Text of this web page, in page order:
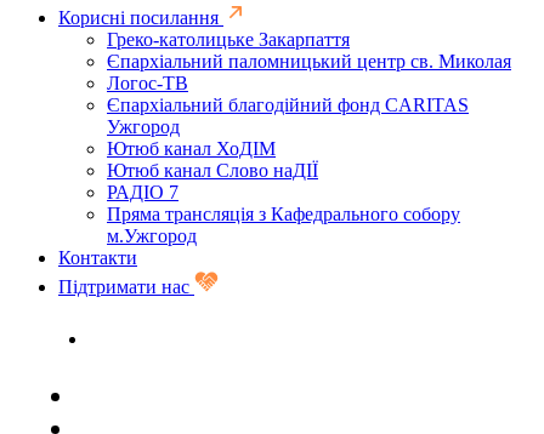
Корисні посилання
Греко-католицьке Закарпаття
Єпархіальний паломницький центр св. Миколая
Логос-ТВ
Єпархіальний благодійний фонд CARITAS
Ужгород
Ютюб канал ХоДІМ
Ютюб канал Слово наДІЇ
РАДІО 7
Пряма трансляція з Кафедрального собору
м.Ужгород
Контакти
Підтримати нас